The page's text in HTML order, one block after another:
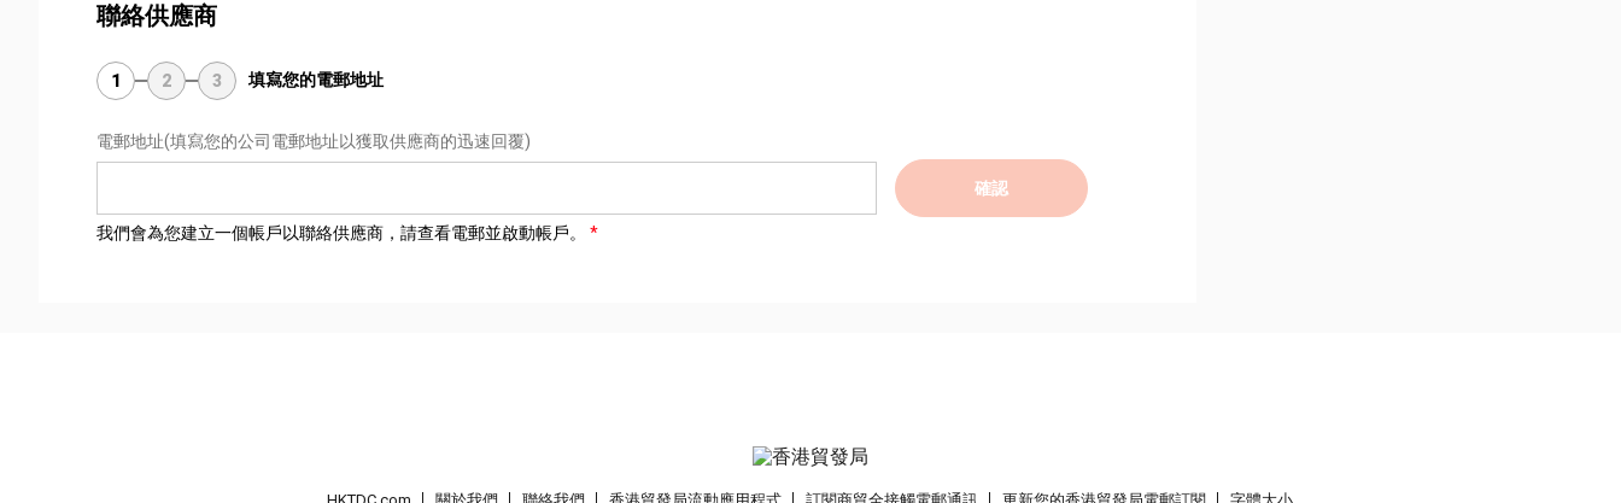
聯絡供應商
1 2 3 填寫您的電郵地址
電郵地址(填寫您的公司電郵地址以獲取供應商的迅速回覆)
確認
我們會為您建立一個帳戶以聯絡供應商，請查看電郵並啟動帳戶。